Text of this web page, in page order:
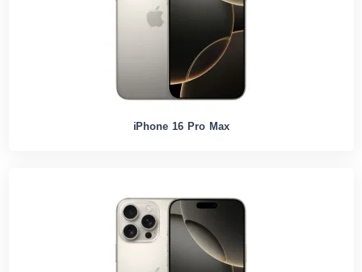
iPhone 16 Pro Max